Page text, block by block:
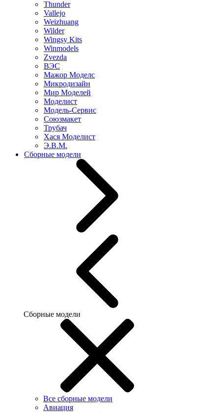
Thunder
Vallejo
Weizhuang
Wilder
Wingsy Kits
Winmodels
Zvezda
ВЭС
Мажор Моделс
Микродизайн
Мир Моделей
Моделист
Модель-Сервис
Союзмакет
Трубач
Хася Моделист
Э.В.М.
Сборные модели
Сборные модели
Все сборные модели
Авиация